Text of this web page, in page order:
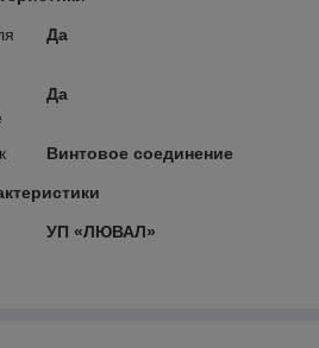
Да
Да
Винтовое соединение
УП «ЛЮВАЛ»